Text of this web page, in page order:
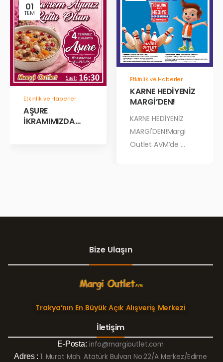
01
TEM
Etkinlik ve Haberler
AŞURE
İKRAMIMIZDA
Etkinlik ve Haberler
KARNE HEDİYENİZ
MARGİ’DEN!
KARNE HEDİYENİZ
MARGİ'DEN!Margi
Outlet AVM’de ...
Bize Ulaşın
Trakya’nın En Büyük Açık Alışveriş Merkezi
İletişim
E-Posta: info@margioutlet.com
Adres : 1. Murat Mah. Atatürk Bulvarı No:22/A Merkez/Edirne